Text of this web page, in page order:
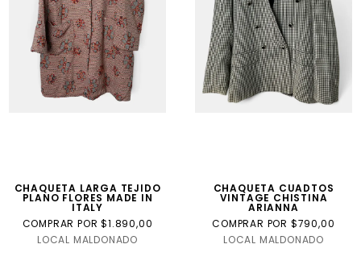
CHAQUETA LARGA TEJIDO
PLANO FLORES MADE IN
ITALY
COMPRAR POR $1.890,00
LOCAL MALDONADO
CHAQUETA CUADTOS
VINTAGE CHISTINA
ARIANNA
COMPRAR POR $790,00
LOCAL MALDONADO